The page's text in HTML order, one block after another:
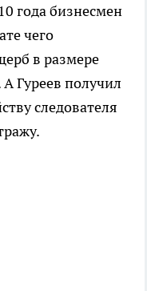
года бизнесмен
чего
в размере
Гуреев получил
следователя